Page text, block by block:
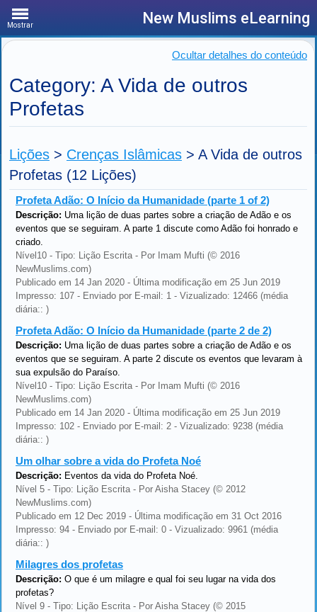
Mostrar New Muslims eLearning
Ocultar detalhes do conteúdo
Category: A Vida de outros
Profetas
Lições > Crenças Islâmicas > A Vida de outros
Profetas (12 Lições)
Profeta Adão: O Início da Humanidade (parte 1 of 2)
Descrição: Uma lição de duas partes sobre a criação de Adão e os
eventos que se seguiram. A parte 1 discute como Adão foi honrado e
criado.
Nível10 - Tipo: Lição Escrita - Por Imam Mufti (© 2016
NewMuslims.com)
Publicado em 14 Jan 2020 - Última modificação em 25 Jun 2019
Impresso: 107 - Enviado por E-mail: 1 - Vizualizado: 12466 (média
diária:: )
Profeta Adão: O Início da Humanidade (parte 2 de 2)
Descrição: Uma lição de duas partes sobre a criação de Adão e os
eventos que se seguiram. A parte 2 discute os eventos que levaram à
sua expulsão do Paraíso.
Nível10 - Tipo: Lição Escrita - Por Imam Mufti (© 2016
NewMuslims.com)
Publicado em 14 Jan 2020 - Última modificação em 25 Jun 2019
Impresso: 102 - Enviado por E-mail: 2 - Vizualizado: 9238 (média
diária:: )
Um olhar sobre a vida do Profeta Noé
Descrição: Eventos da vida do Profeta Noé.
Nível 5 - Tipo: Lição Escrita - Por Aisha Stacey (© 2012
NewMuslims.com)
Publicado em 12 Dec 2019 - Última modificação em 31 Oct 2016
Impresso: 94 - Enviado por E-mail: 0 - Vizualizado: 9961 (média
diária:: )
Milagres dos profetas
Descrição: O que é um milagre e qual foi seu lugar na vida dos
profetas?
Nível 9 - Tipo: Lição Escrita - Por Aisha Stacey (© 2015